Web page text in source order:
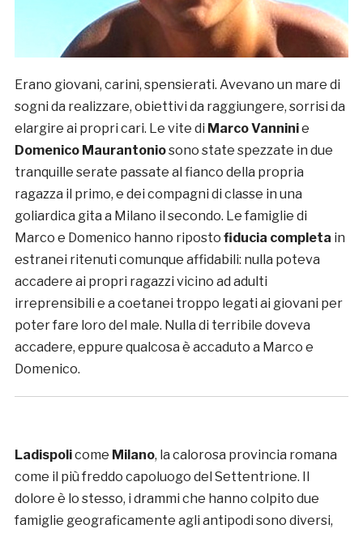
Erano giovani, carini, spensierati. Avevano un mare di
sogni da realizzare, obiettivi da raggiungere, sorrisi da
elargire ai propri cari. Le vite di Marco Vanninie
Domenico Maurantoniosono state spezzate in due
tranquille serate passate al fianco della propria
ragazza il primo, e dei compagni di classe in una
goliardica gita a Milano il secondo. Le famiglie di
Marco e Domenico hanno riposto fiducia completa in
estranei ritenuti comunque affidabili: nulla poteva
accadere ai propri ragazzi vicino ad adulti
irreprensibili e a coetanei troppo legati ai giovani per
poter fare loro del male. Nulla di terribile doveva
accadere, eppure qualcosa è accaduto a Marco e
Domenico.
Ladispolicome Milano, la calorosa provincia romana
come il più freddo capoluogo del Settentrione. Il
dolore è lo stesso, i drammi che hanno colpito due
famiglie geograficamente agli antipodi sono diversi,